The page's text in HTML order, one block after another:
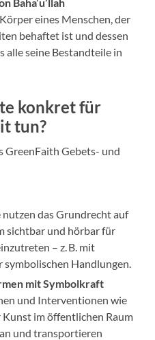
eines Menschen, der
behaftet ist und dessen
alle seine Bestandteile in
konkret für
tun?
GreenFaith Gebets- und
das Grundrecht auf
sichtbar und hörbar für
– z. B. mit
Handlungen.
mit Symbolkraft
und Interventionen wie
im öffentlichen Raum
und transportieren